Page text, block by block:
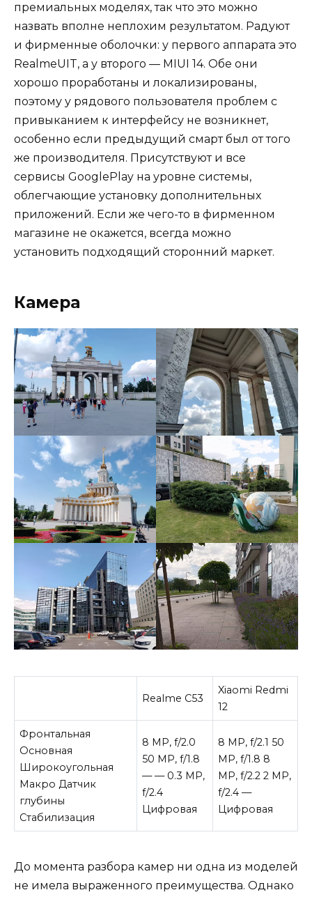
премиальных моделях, так что это можно
назвать вполне неплохим результатом. Радуют
и фирменные оболочки: у первого аппарата это
RealmeUIT, а у второго — MIUI 14. Обе они
хорошо проработаны и локализированы,
поэтому у рядового пользователя проблем с
привыканием к интерфейсу не возникнет,
особенно если предыдущий смарт был от того
же производителя. Присутствуют и все
сервисы GooglePlay на уровне системы,
облегчающие установку дополнительных
приложений. Если же чего-то в фирменном
магазине не окажется, всегда можно
установить подходящий сторонний маркет.
Камера
Realme C53
Xiaomi Redmi
12
Фронтальная
Основная
Широкоугольная
Макро Датчик
глубины
Стабилизация
8 MP, f/2.0
50 MP, f/1.8
— — 0.3 MP,
f/2.4
Цифровая
8 MP, f/2.1 50
MP, f/1.8 8
MP, f/2.2 2 MP,
f/2.4 —
Цифровая
До момента разбора камер ни одна из моделей
не имела выраженного преимущества. Однако